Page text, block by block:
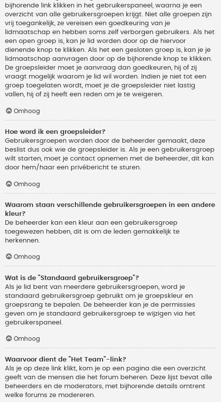
bijhorende link klikken in het gebruikerspaneel, waarna je een
overzicht van alle gebruikersgroepen krijgt. Niet alle groepen zijn
vrij toegankelijk, ze vereisen een goedkeuring van je
lidmaatschap en hebben soms zelf verborgen gebruikers. Als het
een open groep is, kan je lid worden door op de hiervoor
dienende knop te klikken. Als het een gesloten groep is, kan je je
lidmaatschap aanvragen door op de bijhorende knop te klikken.
De groepsleider moet je aanvraag dan goedkeuren, hij of zij
vraagt mogelijk waarom je lid wil worden. Indien je niet tot een
groep toegelaten wordt, moet je de groepsleider niet lastig
vallen, hij of zij heeft een reden om je te weigeren.
Omhoog
Hoe word ik een groepsleider?
Gebruikersgroepen worden door de beheerder gemaakt, deze
beslist dus ook wie de groepsleider is. Als je een gebruikersgroep
wilt starten, moet je contact opnemen met de beheerder, dit kan
door hem/haar een privébericht te sturen.
Omhoog
Waarom staan verschillende gebruikersgroepen in een andere
kleur?
De beheerder kan een kleur aan een gebruikersgroep
toegewezen hebben, dit is om de leden gemakkelijk te
herkennen.
Omhoog
Wat is de "Standaard gebruikersgroep"?
Als je lid bent van meerdere gebruikersgroepen, word je
standaard gebruikersgroep gebruikt om je groepskleur en
groepsrang te bepalen. De beheerder kan je de permissies
geven om je standaard gebruikersgroep te wijzigen via het
gebruikerspaneel.
Omhoog
Waarvoor dient de "Het Team"-link?
Als je op deze link klikt, kom je op een pagina die een overzicht
geeft van de mensen die het forum beheren. Deze lijst bevat alle
beheerders en de moderators, met bijhorende details omtrent
welke forums ze modereren.